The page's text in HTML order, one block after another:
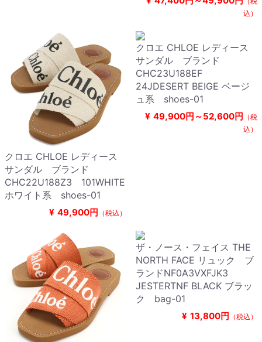
込）
クロエ CHLOE レディース
サンダル ブランド
CHC22U188Z3 101WHITE
ホワイト系 shoes-01
¥ 49,900円 （税込）
クロエ CHLOE レディース
サンダル ブランド
CHC23U188EF
24JDESERT BEIGE ベージ
ュ系 shoes-01
¥ 49,900円～52,600円 （税
込）
ザ・ノース・フェイス THE
NORTH FACE リュック ブ
ランドNF0A3VXFJK3
JESTERTNF BLACK ブラッ
ク bag-01
¥ 13,800円 （税込）